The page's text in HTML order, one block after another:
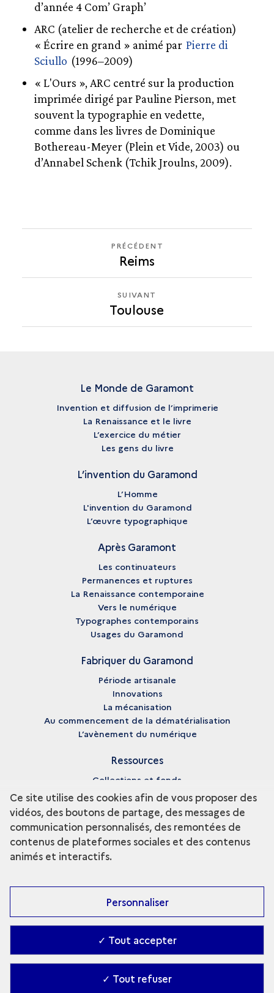
d’année 4 Com’ Graph’
ARC (atelier de recherche et de création)
« Écrire en grand » animé par Pierre di
Sciullo (1996–2009)
« L'Ours », ARC centré sur la production
imprimée dirigé par Pauline Pierson, met
souvent la typographie en vedette,
comme dans les livres de Dominique
Bothereau-Meyer (Plein et Vide, 2003) ou
d’Annabel Schenk (Tchik Jroulns, 2009).
PRÉCÉDENT
TOULOUSE
PRÉCÉDENT
Reims
SUIVANT
TOULOUSE
SUIVANT
Toulouse
Le Monde de Garamont
Invention et diffusion de l’imprimerie
La Renaissance et le livre
L’exercice du métier
Les gens du livre
L’invention du Garamond
L’Homme
L'invention du Garamond
L’œuvre typographique
Après Garamont
Les continuateurs
Permanences et ruptures
La Renaissance contemporaine
Vers le numérique
Typographes contemporains
Usages du Garamond
Fabriquer du Garamond
Période artisanale
Innovations
La mécanisation
Au commencement de la dématérialisation
L’avènement du numérique
Ressources
Collections et fonds
Enseignement et recherche
Fiches biographiques
Pédagogie
Bibliographie
Glossaire
Médiathèque
Accessibilité : partiellement conforme
Gestion des cookies
- Ministère de la Culture
Ce site utilise des cookies afin de vous proposer des
vidéos, des boutons de partage, des messages de
communication personnalisés, des remontées de
contenus de plateformes sociales et des contenus
animés et interactifs.
Personnaliser
✓ Tout accepter
✓ Tout refuser